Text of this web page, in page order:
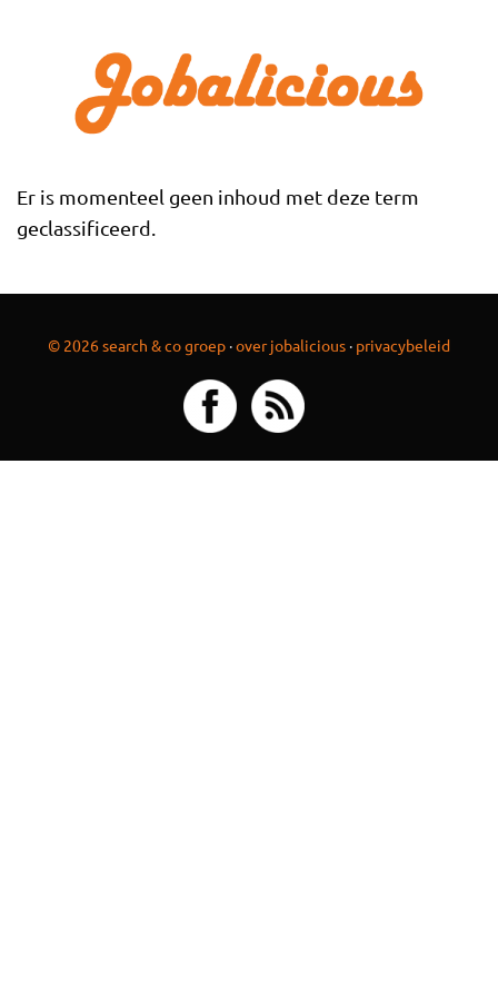
Er is momenteel geen inhoud met deze term
geclassificeerd.
© 2026 search & co groep ·over jobalicious · privacybeleid